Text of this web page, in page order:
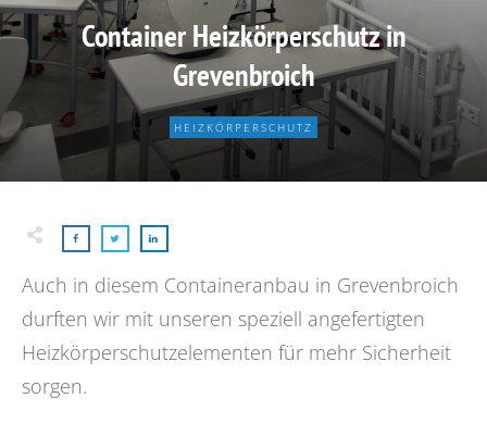
Container Heizkörperschutz in
Grevenbroich
HEIZKÖRPERSCHUTZ
Auch in diesem Containeranbau in Grevenbroich
durften wir mit unseren speziell angefertigten
Heizkörperschutzelementen für mehr Sicherheit
sorgen.